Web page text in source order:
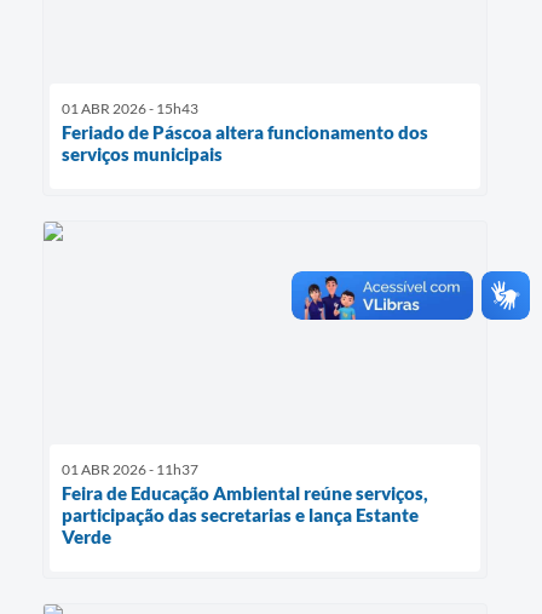
01 ABR 2026 - 15h43
Feriado de Páscoa altera funcionamento dos
serviços municipais
01 ABR 2026 - 11h37
Feira de Educação Ambiental reúne serviços,
participação das secretarias e lança Estante
Verde